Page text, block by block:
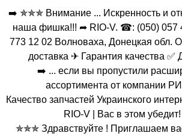
➡️ ✯✯✯ Внимание ... Искренность и
наша фишка!!! ➦ RIO-V. ☎: (050) 057
773 12 02 Волноваха, Донецкая обл.
доставка ✈ Гарантия качества ✅
➡️ ... если вы пропустили
ассортимента от компании
Качество запчастей Украинского
RIO-V | Вас в этом убедит!
✯✯✯ Здравствуйте ! Приглашаем